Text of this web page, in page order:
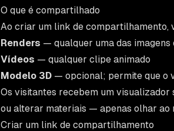
O que é compartilhado
Ao criar um link de compartilhamento,
Renders — qualquer uma das
Vídeos — qualquer clipe animado
Modelo 3D — opcional; permite que o
Os visitantes recebem um
ou alterar materiais — apenas olhar ao
Criar um link de compartilhamento